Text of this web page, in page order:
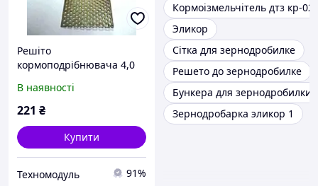
Решіто
кормоподрібнювача 4,0
В наявності
221 ₴
Купити
Техномодуль 91%
Кормоізмельчітель дтз кр-02
Эликор
Сітка для зернодробилке
Решето до зернодробилке
Бункера для зернодробилки
Зернодробарка эликор 1